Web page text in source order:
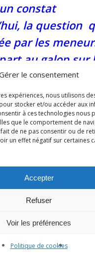
le consentement
expériences, nous utilisons
stocker et/ou accéder aux
à ces technologies nous
que le comportement de
de ne pas consentir ou de
un effet négatif sur certaines
Accepter
Refuser
Voir les préférences
Politique de cookies
constat
la question
par les
au galop sur
le savoir
dans ce
du
etc … “